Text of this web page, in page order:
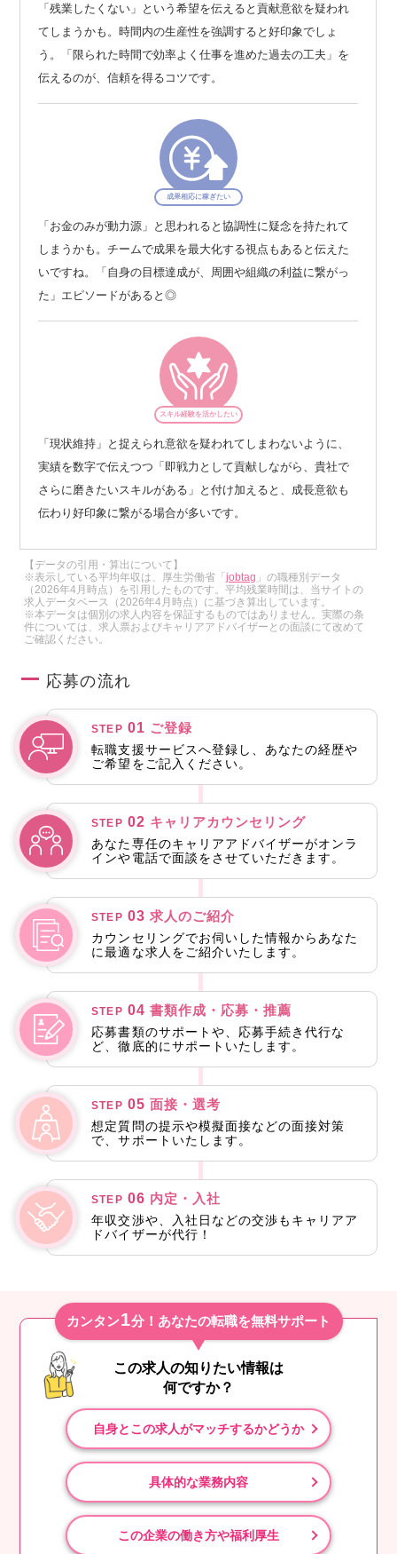
「残業したくない」という希望を伝えると貢献意欲を疑われ
てしまうかも。時間内の生産性を強調すると好印象でしょ
う。「限られた時間で効率よく仕事を進めた過去の工夫」を
伝えるのが、信頼を得るコツです。
成果相応に稼ぎたい
「お金のみが動力源」と思われると協調性に疑念を持たれて
しまうかも。チームで成果を最大化する視点もあると伝えた
いですね。「自身の目標達成が、周囲や組織の利益に繋がっ
た」エピソードがあると◎
スキル経験を活かしたい
「現状維持」と捉えられ意欲を疑われてしまわないように、
実績を数字で伝えつつ「即戦力として貢献しながら、貴社で
さらに磨きたいスキルがある」と付け加えると、成長意欲も
伝わり好印象に繋がる場合が多いです。
【データの引用・算出について】
※表示している平均年収は、厚生労働省「jobtag 」の職種別データ
（2026年4月時点）を引用したものです。平均残業時間は、当サイトの
求人データベース（2026年4月時点）に基づき算出しています。
※本データは個別の求人内容を保証するものではありません。実際の条
件については、求人票およびキャリアアドバイザーとの面談にて改めて
ご確認ください。
応募の流れ
STEP 01 ご登録
転職支援サービスへ登録し、あなたの経歴や
ご希望をご記入ください。
STEP 02 キャリアカウンセリング
あなた専任のキャリアアドバイザーがオンラ
インや電話で面談をさせていただきます。
STEP 03 求人のご紹介
カウンセリングでお伺いした情報からあなた
に最適な求人をご紹介いたします。
STEP 04 書類作成・応募・推薦
応募書類のサポートや、応募手続き代行な
ど、徹底的にサポートいたします。
STEP 05 面接・選考
想定質問の提示や模擬面接などの面接対策
で、サポートいたします。
STEP 06 内定・入社
年収交渉や、入社日などの交渉もキャリアア
ドバイザーが代行！
カンタン1分！あなたの転職を無料サポート
この求人の知りたい情報は
何ですか？
自身とこの求人がマッチするかどうか
具体的な業務内容
この企業の働き方や福利厚生